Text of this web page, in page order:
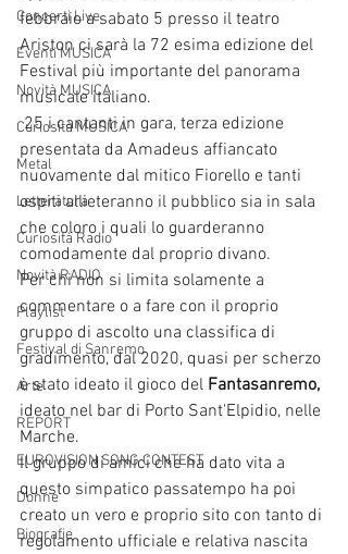
Concerti Live
Eventi MUSICA
Novità MUSICA
Curiosità MUSICA
Metal
Letteratura
Curiosità Radio
Novità RADIO
Playlist
Festival di Sanremo
Arte
REPORT
EUROVISION SONG CONTEST
Donne
Biografie
febbraio a sabato 5 presso il teatro
Ariston ci sarà la 72 esima edizione del
Festival più importante del panorama
musicale italiano.
25 i cantanti in gara, terza edizione
presentata da Amadeus affiancato
nuovamente dal mitico Fiorello e tanti
ospiti allieteranno il pubblico sia in sala
che coloro i quali lo guarderanno
comodamente dal proprio divano.
Per chi non si limita solamente a
commentare o a fare con il proprio
gruppo di ascolto una classifica di
gradimento, dal 2020, quasi per scherzo
è stato ideato il gioco del Fantasanremo,
ideato nel bar di Porto Sant'Elpidio, nelle
Marche.
Il gruppo di amici che ha dato vita a
questo simpatico passatempo ha poi
creato un vero e proprio sito con tanto di
regolamento ufficiale e relativa nascita